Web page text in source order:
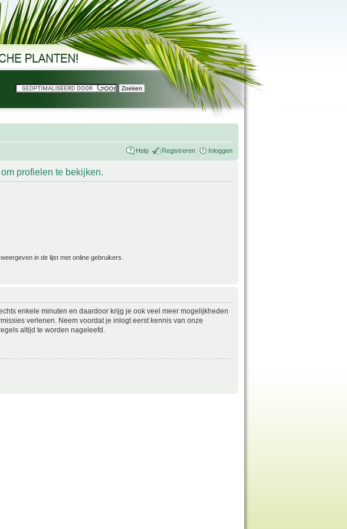
Help Registreren Inloggen
profielen te bekijken.
in de lijst met online gebruikers.
enkele minuten en daardoor krijg je ook veel meer mogelijkheden
verlenen. Neem voordat je inlogt eerst kennis van onze
altijd te worden nageleefd.